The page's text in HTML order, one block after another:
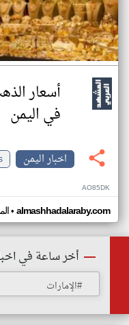
في اليمن
اخبار اليمن
AO85DK
• almashhadalaraby.com
أخر ساعة في
#الإمارات